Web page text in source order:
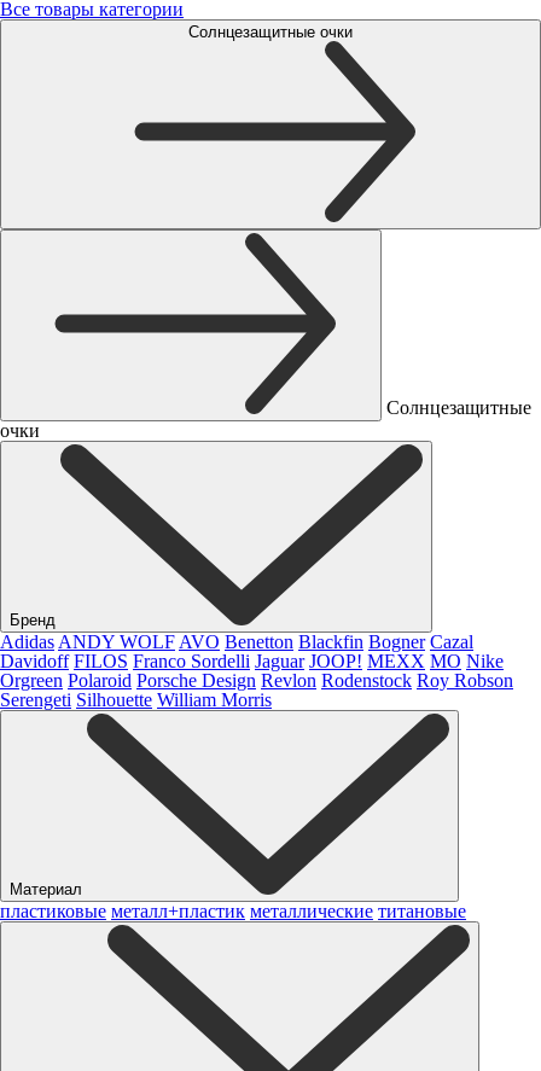
Все товары категории
Солнцезащитные очки
Солнцезащитные
очки
Бренд
Adidas ANDY WOLF AVO Benetton Blackfin Bogner Cazal
Davidoff FILOS Franco Sordelli Jaguar JOOP! MEXX MO Nike
Orgreen Polaroid Porsche Design Revlon Rodenstock Roy Robson
Serengeti Silhouette William Morris
Материал
пластиковые металл+пластик металлические титановые